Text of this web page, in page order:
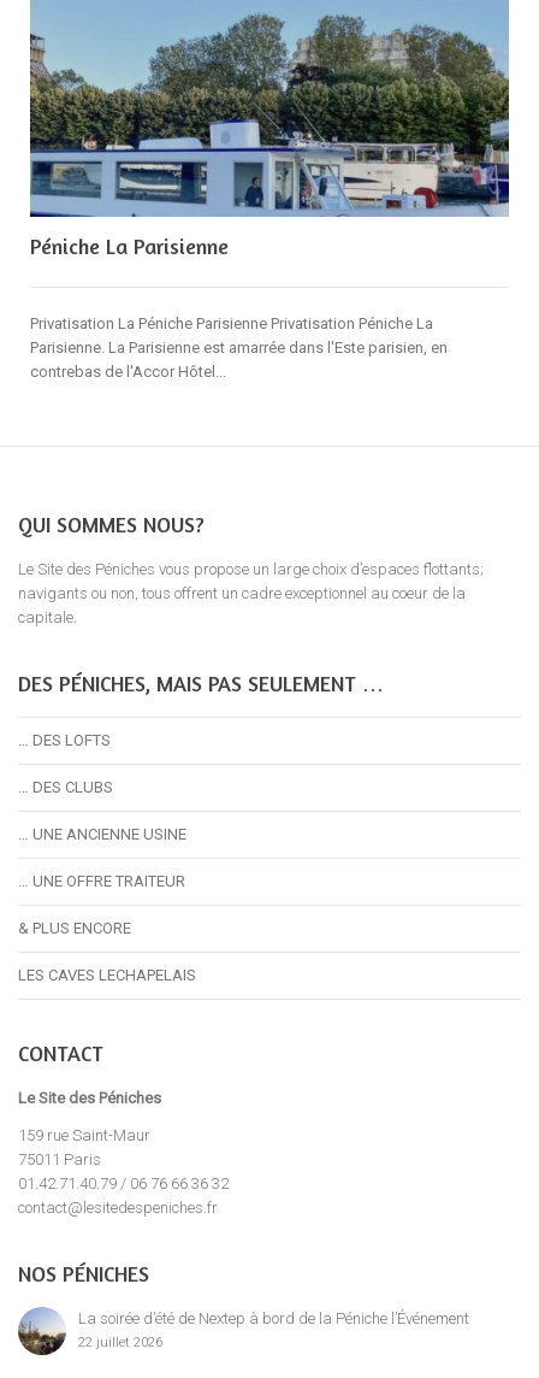
Péniche La Parisienne
Privatisation La Péniche Parisienne Privatisation Péniche La
Parisienne. La Parisienne est amarrée dans l'Este parisien, en
contrebas de l'Accor Hôtel...
QUI SOMMES NOUS?
Le Site des Péniches vous propose un large choix d’espaces flottants;
navigants ou non, tous offrent un cadre exceptionnel au coeur de la
capitale.
DES PÉNICHES, MAIS PAS SEULEMENT …
… DES LOFTS
… DES CLUBS
… UNE ANCIENNE USINE
… UNE OFFRE TRAITEUR
& PLUS ENCORE
LES CAVES LECHAPELAIS
CONTACT
Le Site des Péniches
159 rue Saint-Maur
75011 Paris
01.42.71.40.79 / 06 76 66 36 32
contact@lesitedespeniches.fr
NOS PÉNICHES
La soirée d’été de Nextep à bord de la Péniche l’Événement
22 juillet 2026